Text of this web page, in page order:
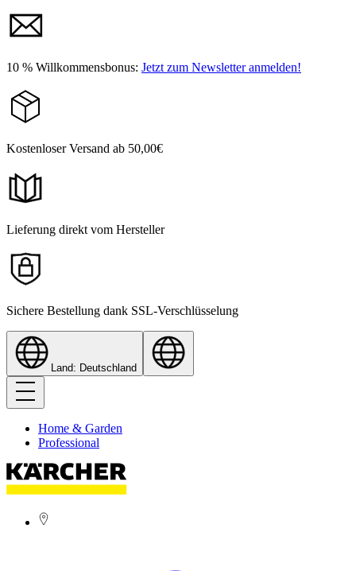
10 % Willkommensbonus: Jetzt zum Newsletter anmelden!
Kostenloser Versand ab 50,00€
Lieferung direkt vom Hersteller
Sichere Bestellung dank SSL-Verschlüsselung
Land: Deutschland
Home & Garden
Professional